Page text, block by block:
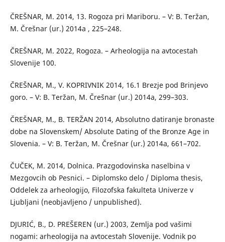
ČREŠNAR, M. 2014, 13. Rogoza pri Mariboru. – V: B. Teržan,
M. Črešnar (ur.) 2014a , 225–248.
ČREŠNAR, M. 2022, Rogoza. – Arheologija na avtocestah
Slovenije 100.
ČREŠNAR, M., V. KOPRIVNIK 2014, 16.1 Brezje pod Brinjevo
goro. – V: B. Teržan, M. Črešnar (ur.) 2014a, 299–303.
ČREŠNAR, M., B. TERŽAN 2014, Absolutno datiranje bronaste
dobe na Slovenskem/ Absolute Dating of the Bronze Age in
Slovenia. – V: B. Teržan, M. Črešnar (ur.) 2014a, 661–702.
ČUČEK, M. 2014, Dolnica. Prazgodovinska naselbina v
Mezgovcih ob Pesnici. – Diplomsko delo / Diploma thesis,
Oddelek za arheologijo, Filozofska fakulteta Univerze v
Ljubljani (neobjavljeno / unpublished).
DJURIĆ, B., D. PREŠEREN (ur.) 2003, Zemlja pod vašimi
nogami: arheologija na avtocestah Slovenije. Vodnik po